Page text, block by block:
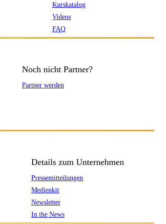
Kurskatalog
Videos
FAQ
Noch nicht Partner?
Partner werden
Details zum Unternehmen
Pressemitteilungen
Medienkit
Newsletter
In the News